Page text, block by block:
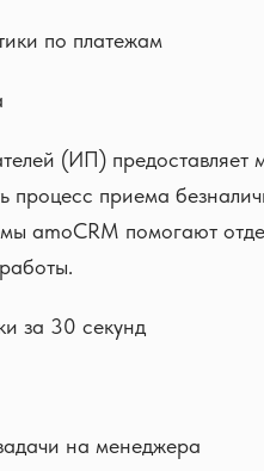
по платежам
(ИП) предоставляет
процесс приема
amoCRM помогают
за 30 секунд
на менеджера